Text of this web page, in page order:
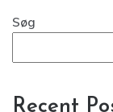
Søg
Recent